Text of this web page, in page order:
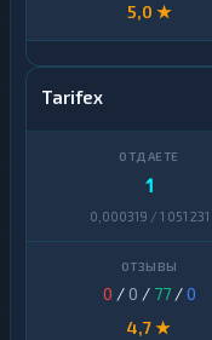
5,0 ★
Tarifex
1
0,000319 / 1 051 231
0 / 0 / 77/0
4,7 ★